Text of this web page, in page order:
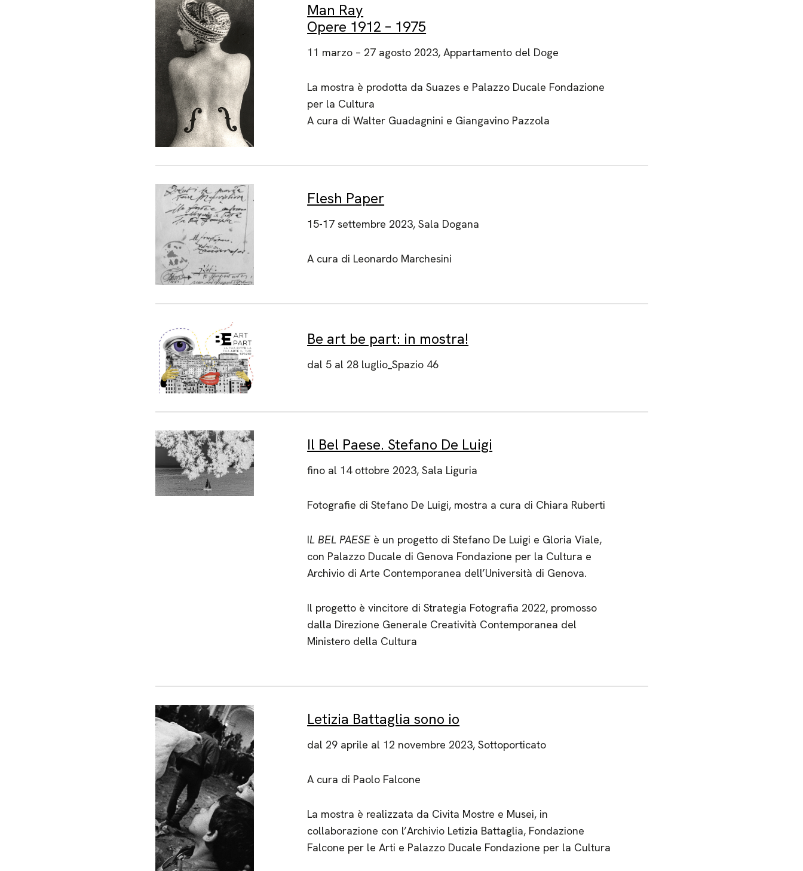
Man Ray
Opere 1912 – 1975
11 marzo – 27 agosto 2023, Appartamento del Doge
La mostra è prodotta da Suazes e Palazzo Ducale Fondazione
per la Cultura
A cura di Walter Guadagnini e Giangavino Pazzola
Flesh Paper
15-17 settembre 2023, Sala Dogana
A cura di Leonardo Marchesini
Be art be part: in mostra!
dal 5 al 28 luglio_Spazio 46
Il Bel Paese. Stefano De Luigi
fino al 14 ottobre 2023, Sala Liguria
Fotografie di Stefano De Luigi, mostra a cura di Chiara Ruberti
IL BEL PAESE è un progetto di Stefano De Luigi e Gloria Viale,
con Palazzo Ducale di Genova Fondazione per la Cultura e
Archivio di Arte Contemporanea dell’Università di Genova.
Il progetto è vincitore di Strategia Fotografia 2022, promosso
dalla Direzione Generale Creatività Contemporanea del
Ministero della Cultura
Letizia Battaglia sono io
dal 29 aprile al 12 novembre 2023, Sottoporticato
A cura di Paolo Falcone
La mostra è realizzata da Civita Mostre e Musei, in
collaborazione con l’Archivio Letizia Battaglia, Fondazione
Falcone per le Arti e Palazzo Ducale Fondazione per la Cultura